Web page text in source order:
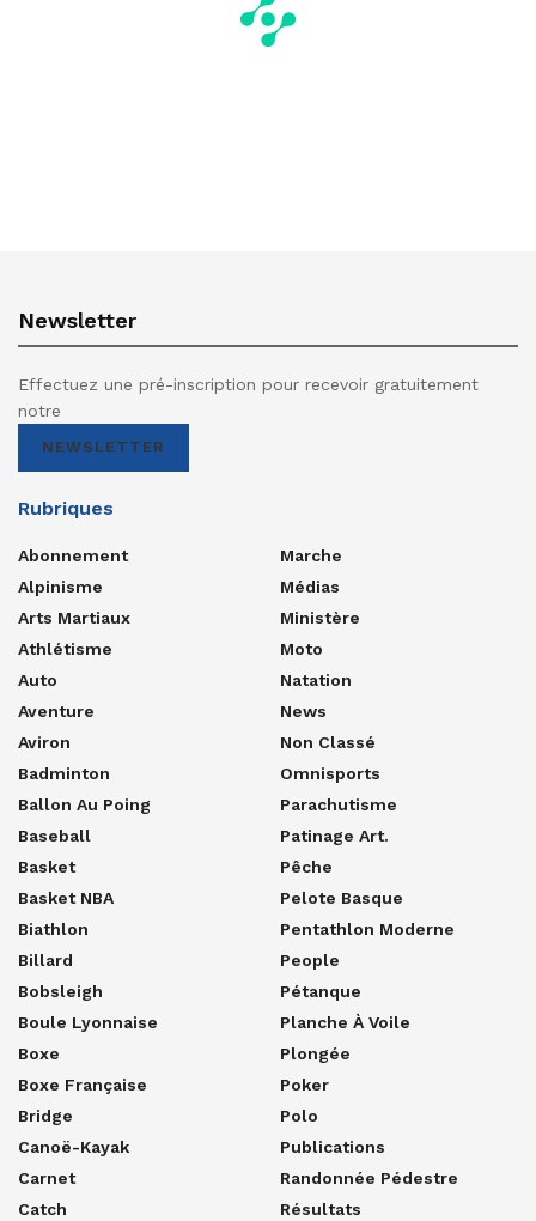
Newsletter
Effectuez une pré-inscription pour recevoir gratuitement
notre
NEWSLETTER
Rubriques
Abonnement
Alpinisme
Arts Martiaux
Athlétisme
Auto
Aventure
Aviron
Badminton
Ballon Au Poing
Baseball
Basket
Basket NBA
Biathlon
Billard
Bobsleigh
Boule Lyonnaise
Boxe
Boxe Française
Bridge
Canoë-Kayak
Carnet
Catch
Marche
Médias
Ministère
Moto
Natation
News
Non Classé
Omnisports
Parachutisme
Patinage Art.
Pêche
Pelote Basque
Pentathlon Moderne
People
Pétanque
Planche À Voile
Plongée
Poker
Polo
Publications
Randonnée Pédestre
Résultats